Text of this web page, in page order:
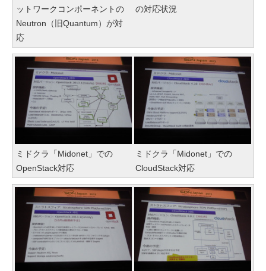
ットワークコンポーネントの
Neutron（旧Quantum）が対
応
の対応状況
ミドクラ「Midonet」での
OpenStack対応
ミドクラ「Midonet」での
CloudStack対応